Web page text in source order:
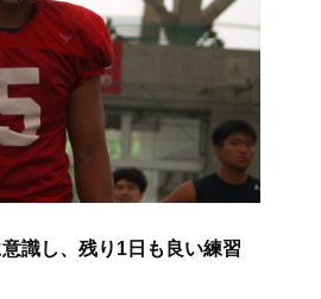
識し、残り1日も良い練習